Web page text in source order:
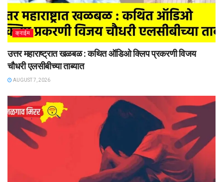
क्राईम
उत्तर महाराष्ट्रात खळबळ : कथित ऑडिओ क्लिप प्रकरणी विजय
चौधरी एलसीबीच्या ताब्यात
AUGUST 7, 2026